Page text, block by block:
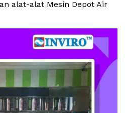
alat-alat Mesin Depot Air